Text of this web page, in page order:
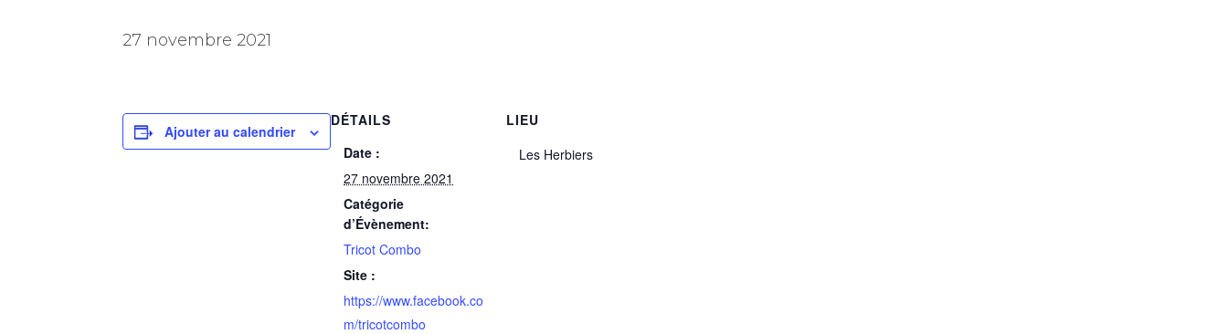
27 novembre 2021
Ajouter au calendrier
DÉTAILS
Date :
27 novembre 2021
Catégorie
d’Évènement:
Tricot Combo
Site :
https://www.facebook.co
m/tricotcombo
LIEU
Les Herbiers